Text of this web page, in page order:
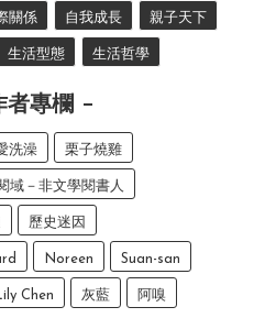
關係 自我成長 親子天下
生活型態 生活哲學
者專欄
洗澡 栗子燒雞
域－非文學閱書人
歷史迷因
Noreen Suan-san
Chen 灰藍 阿嗅